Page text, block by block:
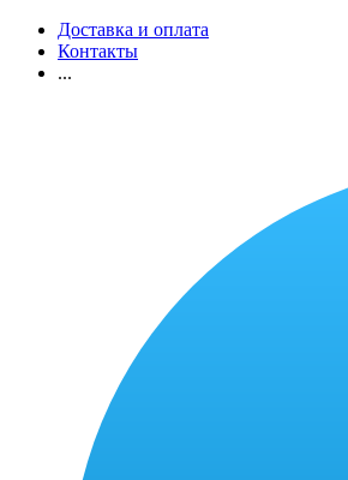
Доставка и оплата
Контакты
...